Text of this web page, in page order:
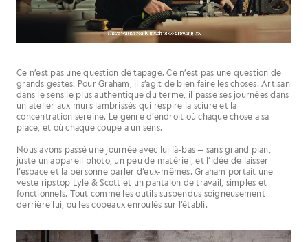
Ce n’est pas une question de tapage. Ce n’est pas une question de
grands gestes. Pour Graham, il s’agit de bien faire les choses. Artisan
dans le sens le plus authentique du terme, il passe ses journées dans
un atelier aux murs lambrissés qui respire la sciure et la
concentration sereine. Le genre d’endroit où chaque chose a sa
place, et où chaque coupe a un sens.
Nous avons passé une journée avec lui là-bas — sans grand plan,
juste un appareil photo, un peu de matériel, et l’idée de laisser
l’espace et la personne parler d’eux-mêmes. Graham portait une
veste ripstop Lyle & Scott et un pantalon de travail, simples et
fonctionnels. Tout comme les outils suspendus soigneusement
derrière lui, ou les copeaux enroulés sur l’établi.